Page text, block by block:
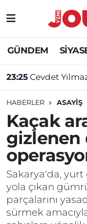
GÜNDEM
23:25 Cevdet Yılmaz:
HABERLER ASAYİŞ
Kaçak
gizlenen
Sakarya'da, yurt
yola çıkan
parçalarını
sürmek
GÜNDEM
SİYASET
DÜNYA
EĞİTİM
ÖZEL HABER
Nöbetçi
Hava Durumu
Süper Lig
Tüm
Son Dakika
Haber Arşivi